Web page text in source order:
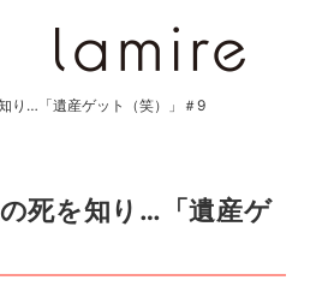
り…「遺産ゲット（笑）」＃9
死を知り…「遺産ゲ